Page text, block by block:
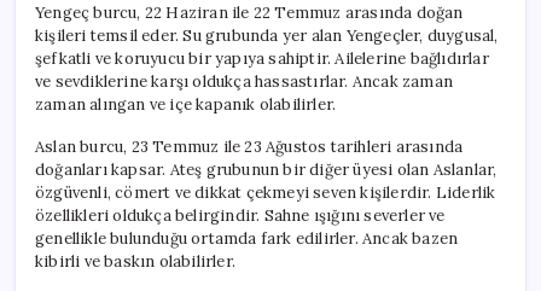
Yengeç burcu, 22 Haziran ile 22 Temmuz arasında doğan
kişileri temsil eder. Su grubunda yer alan Yengeçler, duygusal,
şefkatli ve koruyucu bir yapıya sahiptir. Ailelerine bağlıdırlar
ve sevdiklerine karşı oldukça hassastırlar. Ancak zaman
zaman alıngan ve içe kapanık olabilirler.
Aslan burcu, 23 Temmuz ile 23 Ağustos tarihleri arasında
doğanları kapsar. Ateş grubunun bir diğer üyesi olan Aslanlar,
özgüvenli, cömert ve dikkat çekmeyi seven kişilerdir. Liderlik
özellikleri oldukça belirgindir. Sahne ışığını severler ve
genellikle bulunduğu ortamda fark edilirler. Ancak bazen
kibirli ve baskın olabilirler.